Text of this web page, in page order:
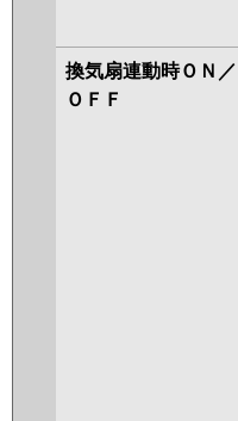
換気扇連動時ＯＮ／
ＯＦＦ